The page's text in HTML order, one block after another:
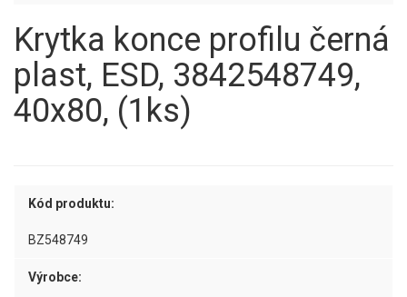
Krytka konce profilu černá
plast, ESD, 3842548749,
40x80, (1ks)
Kód produktu:
BZ548749
Výrobce: